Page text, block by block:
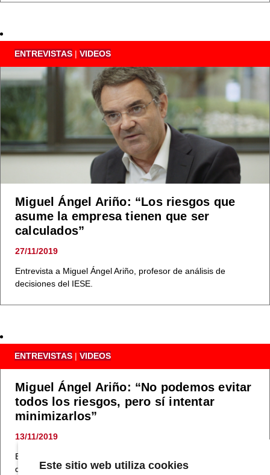
ENTREVISTAS | VIDEOS
Miguel Ángel Ariño: “Los riesgos que
asume la empresa tienen que ser
calculados”
27/11/2019
Entrevista a Miguel Ángel Ariño, profesor de análisis de
decisiones del IESE.
ENTREVISTAS | VIDEOS
Miguel Ángel Ariño: “No podemos evitar
todos los riesgos, pero sí intentar
minimizarlos”
13/11/2019
Entrevista a Miguel Ángel Ariño, profesor de análisis de
decisiones del IESE.
Este sitio web utiliza cookies